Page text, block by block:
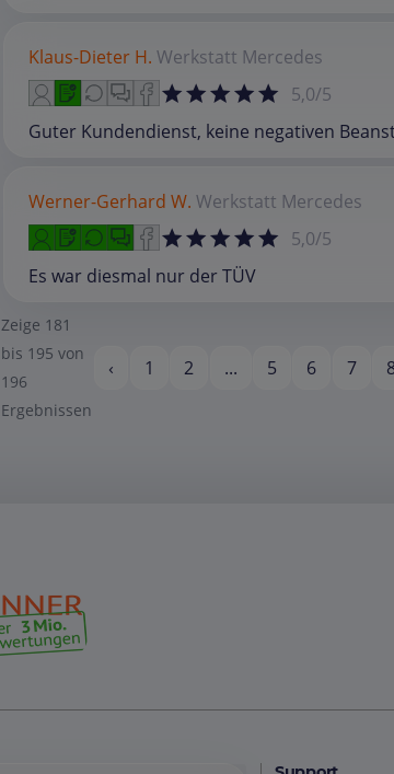
Klaus-Dieter H. Werkstatt Mercedes
5,0/5
Guter Kundendienst, keine negativen
Werner-Gerhard W. Werkstatt Mercedes
5,0/5
Es war diesmal nur der TÜV
Zeige 181
bis 195 von
196
Ergebnissen
‹ 1 2 ... 5 6 7